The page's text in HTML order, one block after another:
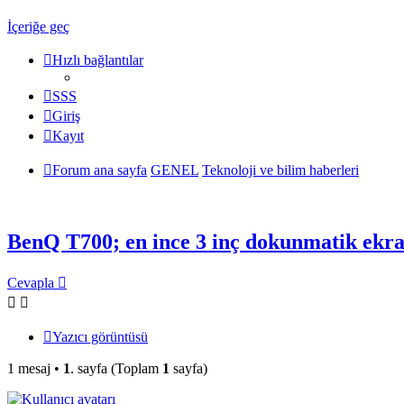
İçeriğe geç
Hızlı bağlantılar
SSS
Giriş
Kayıt
Forum ana sayfa GENEL Teknoloji ve bilim haberleri
BenQ T700; en ince 3 inç dokunmatik
Cevapla
Yazıcı görüntüsü
1 mesaj • 1. sayfa (Toplam 1 sayfa)